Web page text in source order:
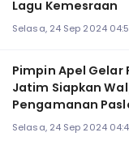
Lagu Kemesraan
Selasa, 24 Sep 2024
Pimpin Apel Gelar
Jatim Siapkan
Pengamanan
Jatim 2024
Selasa, 24 Sep 2024